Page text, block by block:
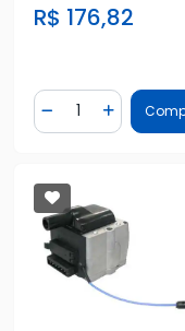
R$ 176,82
Diminuir Quantidade
Quantidade
Adicionar